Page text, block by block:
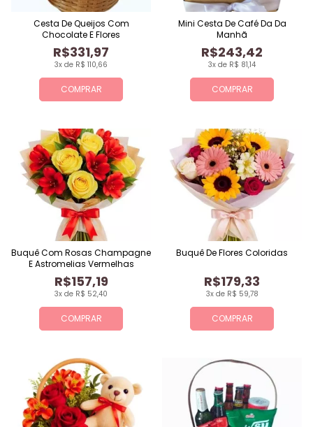
COMPRAR
3x de R$ 110,66
R$331,97
Cesta De Queijos Com
Chocolate E Flores
COMPRAR
3x de R$ 81,14
R$243,42
Mini Cesta De Café Da Da
Manhã
COMPRAR
3x de R$ 52,40
R$157,19
Buquê Com Rosas Champagne
E Astromelias Vermelhas
COMPRAR
3x de R$ 59,78
R$179,33
Buquê De Flores Coloridas